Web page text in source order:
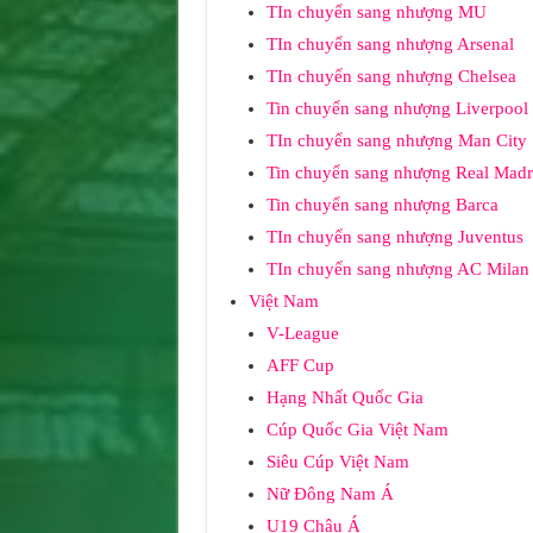
TIn chuyển sang nhượng MU
TIn chuyển sang nhượng Arsenal
TIn chuyển sang nhượng Chelsea
Tin chuyển sang nhượng Liverpool
TIn chuyển sang nhượng Man City
Tin chuyển sang nhượng Real
Tin chuyển sang nhượng Barca
TIn chuyển sang nhượng Juventus
TIn chuyển sang nhượng AC Milan
Việt Nam
V-League
AFF Cup
Hạng Nhất Quốc Gia
Cúp Quốc Gia Việt Nam
Siêu Cúp Việt Nam
Nữ Đông Nam Á
U19 Châu Á